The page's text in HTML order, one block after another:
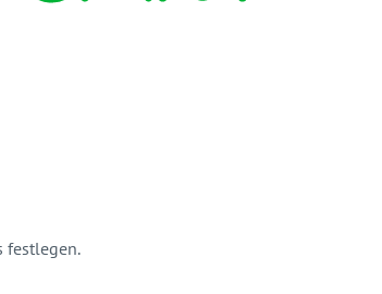
festlegen.